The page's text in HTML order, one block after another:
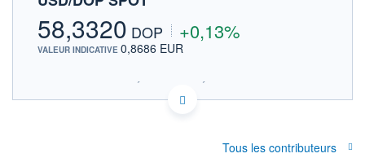
58,3320 DOP +0,13%
VALEUR INDICATIVE 0,8686 EUR
SIX - FOREX 1 DONNÉES TEMPS RÉEL
Politique d'exécution
Tous les contributeurs